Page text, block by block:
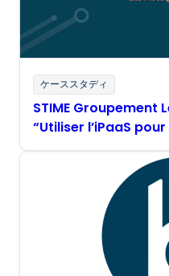
ケーススタディ
STIME Groupement
“Utiliser l’iPaaS
modernisation,
temps réel du SI”